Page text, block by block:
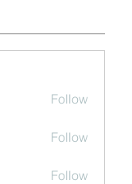
Follow
Follow
Follow